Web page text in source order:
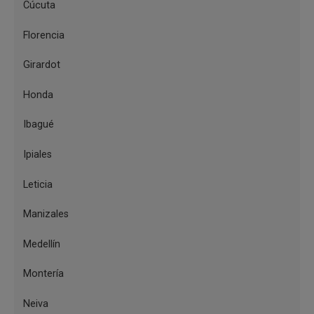
actividades sociales de la región. La
colección de la biblioteca se está
ampliando permanentemente,
70.000 volúmenes y, además, se
tiene acceso a todo el catálogo de la
Red de Bibliotecas del Banco de la
Cúcuta
Florencia
Girardot
Honda
Ibagué
Ipiales
Leticia
Manizales
Medellín
Montería
Neiva